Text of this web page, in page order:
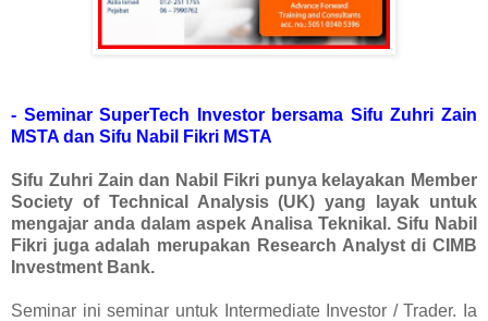
- Seminar SuperTech Investor bersama Sifu Zuhri Zain
MSTA dan Sifu Nabil Fikri MSTA
Sifu Zuhri Zain dan Nabil Fikri punya kelayakan Member
Society of Technical Analysis (UK) yang layak untuk
mengajar anda dalam aspek Analisa Teknikal. Sifu Nabil
Fikri juga adalah merupakan Research Analyst di CIMB
Investment Bank.
Seminar ini seminar untuk Intermediate Investor / Trader. Ia